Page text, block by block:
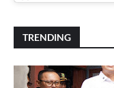
TRENDING